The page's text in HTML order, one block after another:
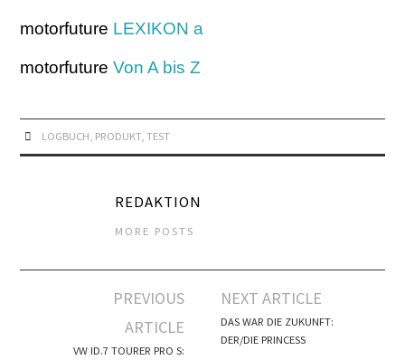
AC/DC
AKKU
BATTERIE
BATTERIEZELLE
BRENNSTOFFZELLE
motorfuture LEXIKON a
motorfutureVon A bis Z
LOGBUCH PRODUKT, TEST
REDAKTION
MORE POSTS
Navigation
PREVIOUS
ARTICLE
VW ID.7 TOURER PRO S:
NEXT ARTICLE
DAS WAR DIE ZUKUNFT:
DER/DIE PRINCESS